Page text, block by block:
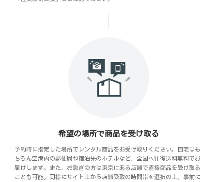
希望の場所で商品を受け取る
予約時に指定した場所でレンタル商品をお受け取りください。自宅はも
ちろん空港内の郵便局や宿泊先のホテルなど、全国へ往復送料無料でお
届けします。また、お急ぎの方は東京にある店舗で直接商品を受け取る
ことも可能。同様にサイト上から店舗受取の時間帯を選択の上、事前に